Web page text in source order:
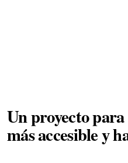
Un proyecto
más accesible y